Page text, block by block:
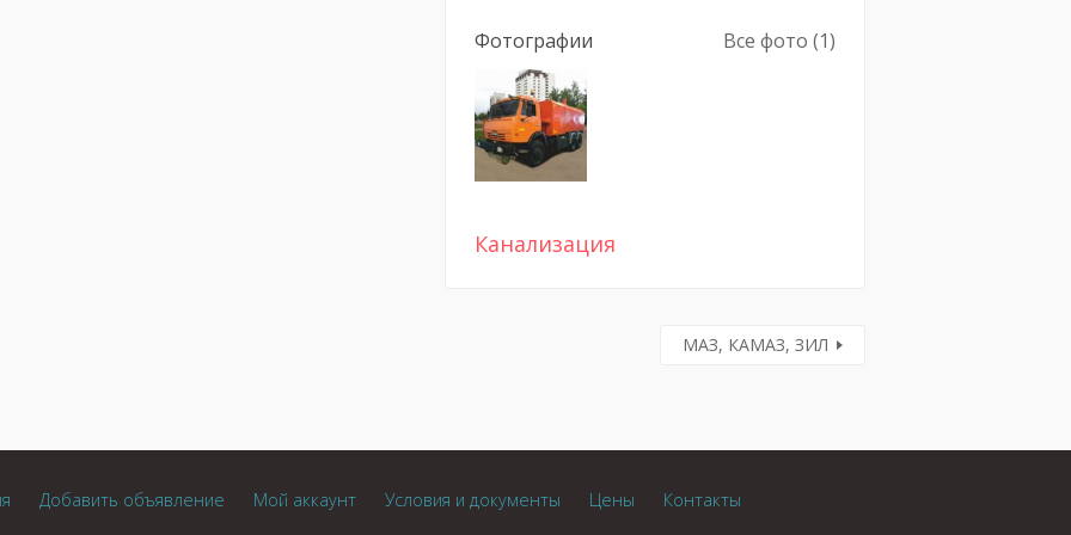
Фотографии Все фото (1)
Канализация
МАЗ, КАМАЗ, ЗИЛ
Добавить объявление Мой аккаунт Условия и документы Цены Контакты